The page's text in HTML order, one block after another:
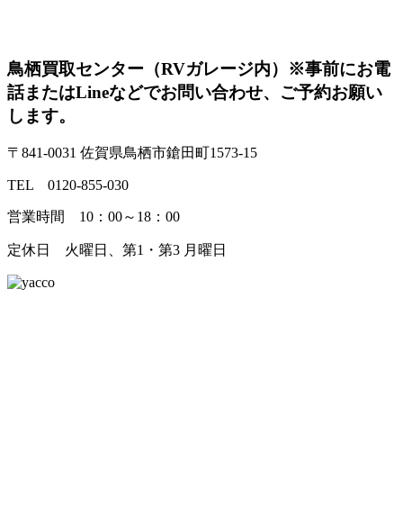
鳥栖買取センター（RVガレージ内） ※事前にお電
話またはLineなどでお問い合わせ、ご予約お願い
します。
〒841-0031 佐賀県鳥栖市鎗田町1573-15
TEL 0120-855-030
営業時間 10：00～18：00
定休日 火曜日、第1・第3 月曜日